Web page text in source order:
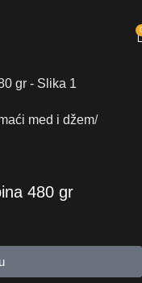
med i džem
480 gr